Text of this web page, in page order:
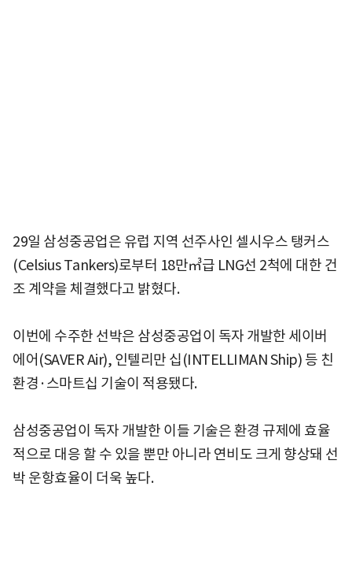
29일 삼성중공업은 유럽 지역 선주사인 셀시우스 탱커스
(Celsius Tankers)로부터 18만㎥급 LNG선 2척에 대한 건
조 계약을 체결했다고 밝혔다.
이번에 수주한 선박은 삼성중공업이 독자 개발한 세이버
에어(SAVER Air), 인텔리만 십(INTELLIMAN Ship) 등 친
환경·스마트십 기술이 적용됐다.
삼성중공업이 독자 개발한 이들 기술은 환경 규제에 효율
적으로 대응 할 수 있을 뿐만 아니라 연비도 크게 향상돼 선
박 운항효율이 더욱 높다.